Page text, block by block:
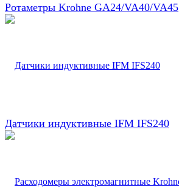
Ротаметры Krohne GA24/VA40/VA45
Датчики индуктивные IFM IFS240